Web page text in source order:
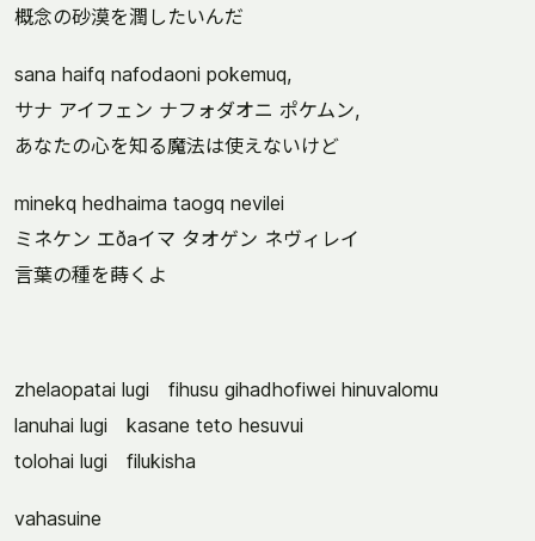
概念の砂漠を潤したいんだ
sana haifq nafodaoni pokemuq,
サナ アイフェン ナフォダオニ ポケムン,
あなたの心を知る魔法は使えないけど
minekq hedhaima taogq nevilei
ミネケン エðaイマ タオゲン ネヴィレイ
言葉の種を蒔くよ
zhelaopatai lugi fihusu gihadhofiwei hinuvalomu
lanuhai lugi kasane teto hesuvui
tolohai lugi filukisha
vahasuine